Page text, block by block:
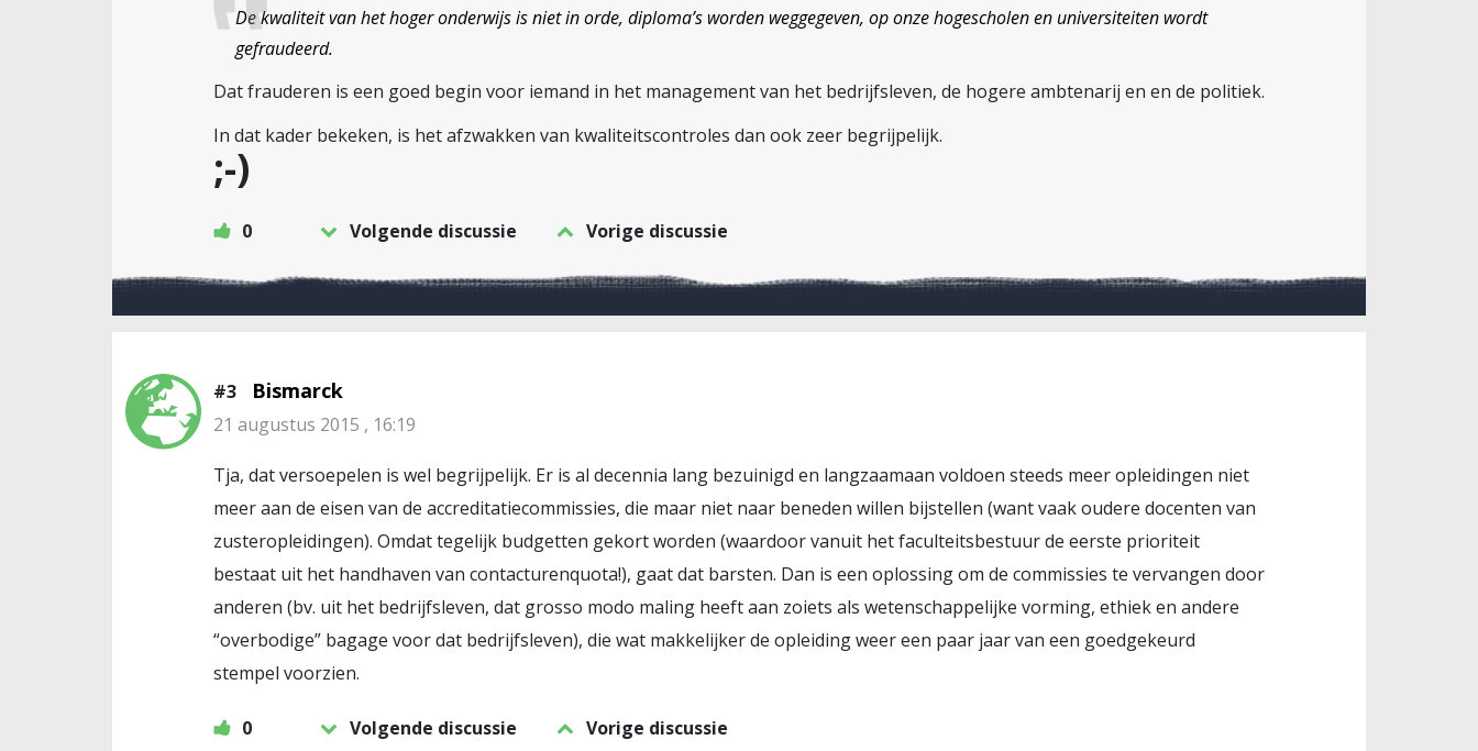
De kwaliteit van het hoger onderwijs is niet in orde, diploma’s worden weggegeven, op onze hogescholen en universiteiten wordt
gefraudeerd.
Dat frauderen is een goed begin voor iemand in het management van het bedrijfsleven, de hogere ambtenarij en en de politiek.
In dat kader bekeken, is het afzwakken van kwaliteitscontroles dan ook zeer begrijpelijk.
;-)
0 Volgende discussie Vorige discussie
#3 Bismarck
21 augustus 2015 , 16:19
Tja, dat versoepelen is wel begrijpelijk. Er is al decennia lang bezuinigd en langzaamaan voldoen steeds meer opleidingen niet
meer aan de eisen van de accreditatiecommissies, die maar niet naar beneden willen bijstellen (want vaak oudere docenten van
zusteropleidingen). Omdat tegelijk budgetten gekort worden (waardoor vanuit het faculteitsbestuur de eerste prioriteit
bestaat uit het handhaven van contacturenquota!), gaat dat barsten. Dan is een oplossing om de commissies te vervangen door
anderen (bv. uit het bedrijfsleven, dat grosso modo maling heeft aan zoiets als wetenschappelijke vorming, ethiek en andere
“overbodige” bagage voor dat bedrijfsleven), die wat makkelijker de opleiding weer een paar jaar van een goedgekeurd
stempel voorzien.
0 Volgende discussie Vorige discussie